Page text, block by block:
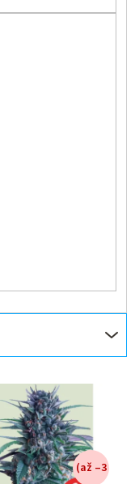
(až –3